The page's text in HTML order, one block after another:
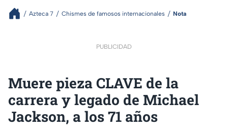
Azteca 7 Chismes de famosos internacionales Nota
PUBLICIDAD
Muere pieza CLAVE de la
carrera y legado de Michael
Jackson, a los 71 años